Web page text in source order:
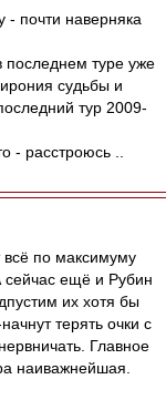
- почти наверняка
последнем туре уже
судьбы и
тур 2009-
- расстроюсь ..
по максимуму
ещё и Рубин
их хотя бы
терять очки с
Главное
наиважнейшая.